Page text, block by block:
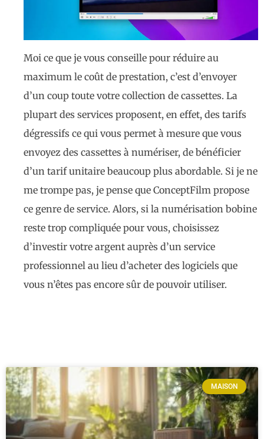
Moi ce que je vous conseille pour réduire au
maximum le coût de prestation, c’est d’envoyer
d’un coup toute votre collection de cassettes. La
plupart des services proposent, en effet, des tarifs
dégressifs ce qui vous permet à mesure que vous
envoyez des cassettes à numériser, de bénéficier
d’un tarif unitaire beaucoup plus abordable. Si je ne
me trompe pas, je pense que ConceptFilm propose
ce genre de service. Alors, si la numérisation bobine
reste trop compliquée pour vous, choisissez
d’investir votre argent auprès d’un service
professionnel au lieu d’acheter des logiciels que
vous n’êtes pas encore sûr de pouvoir utiliser.
MAISON